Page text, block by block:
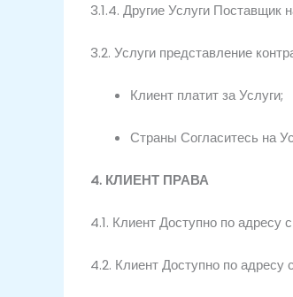
3.1.4. ДругиеУслуги Поставщик
3.2. Услуги представление
Клиент платит заУслуги;
Страны Согласитесь на
4. КЛИЕНТ ПРАВА
4.1. КлиентДоступно по адресу
4.2. КлиентДоступно по адресу